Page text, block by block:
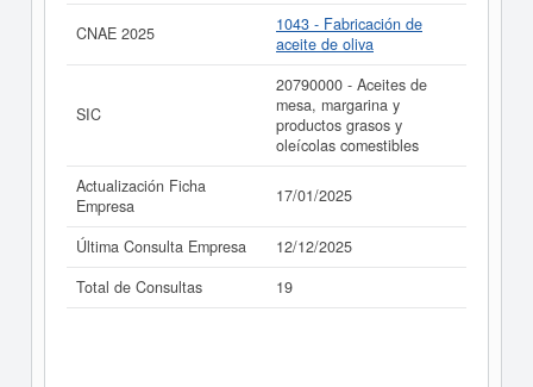
CNAE 2025
1043 - Fabricación de
aceite de oliva
SIC
20790000 - Aceites de
mesa, margarina y
productos grasos y
oleícolas comestibles
Actualización Ficha
Empresa
17/01/2025
Última Consulta Empresa
12/12/2025
Total de Consultas
19